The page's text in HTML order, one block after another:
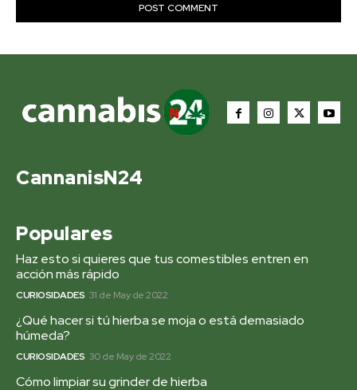
CannanisN24
Populares
Haz esto si quieres que tus comestibles entren en
acción más rápido
CURIOSIDADES 31 de May de 2022
¿Qué hacer si tú hierba se moja o está demasiado
húmeda?
CURIOSIDADES 30 de May de 2022
Cómo limpiar su grinder de hierba